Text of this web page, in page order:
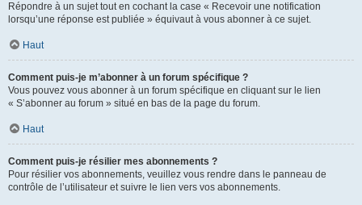
Répondre à un sujet tout en cochant la case « Recevoir une notification
lorsqu’une réponse est publiée » équivaut à vous abonner à ce sujet.
Haut
Comment puis-je m’abonner à un forum spécifique ?
Vous pouvez vous abonner à un forum spécifique en cliquant sur le lien
« S’abonner au forum » situé en bas de la page du forum.
Haut
Comment puis-je résilier mes abonnements ?
Pour résilier vos abonnements, veuillez vous rendre dans le panneau de
contrôle de l’utilisateur et suivre le lien vers vos abonnements.